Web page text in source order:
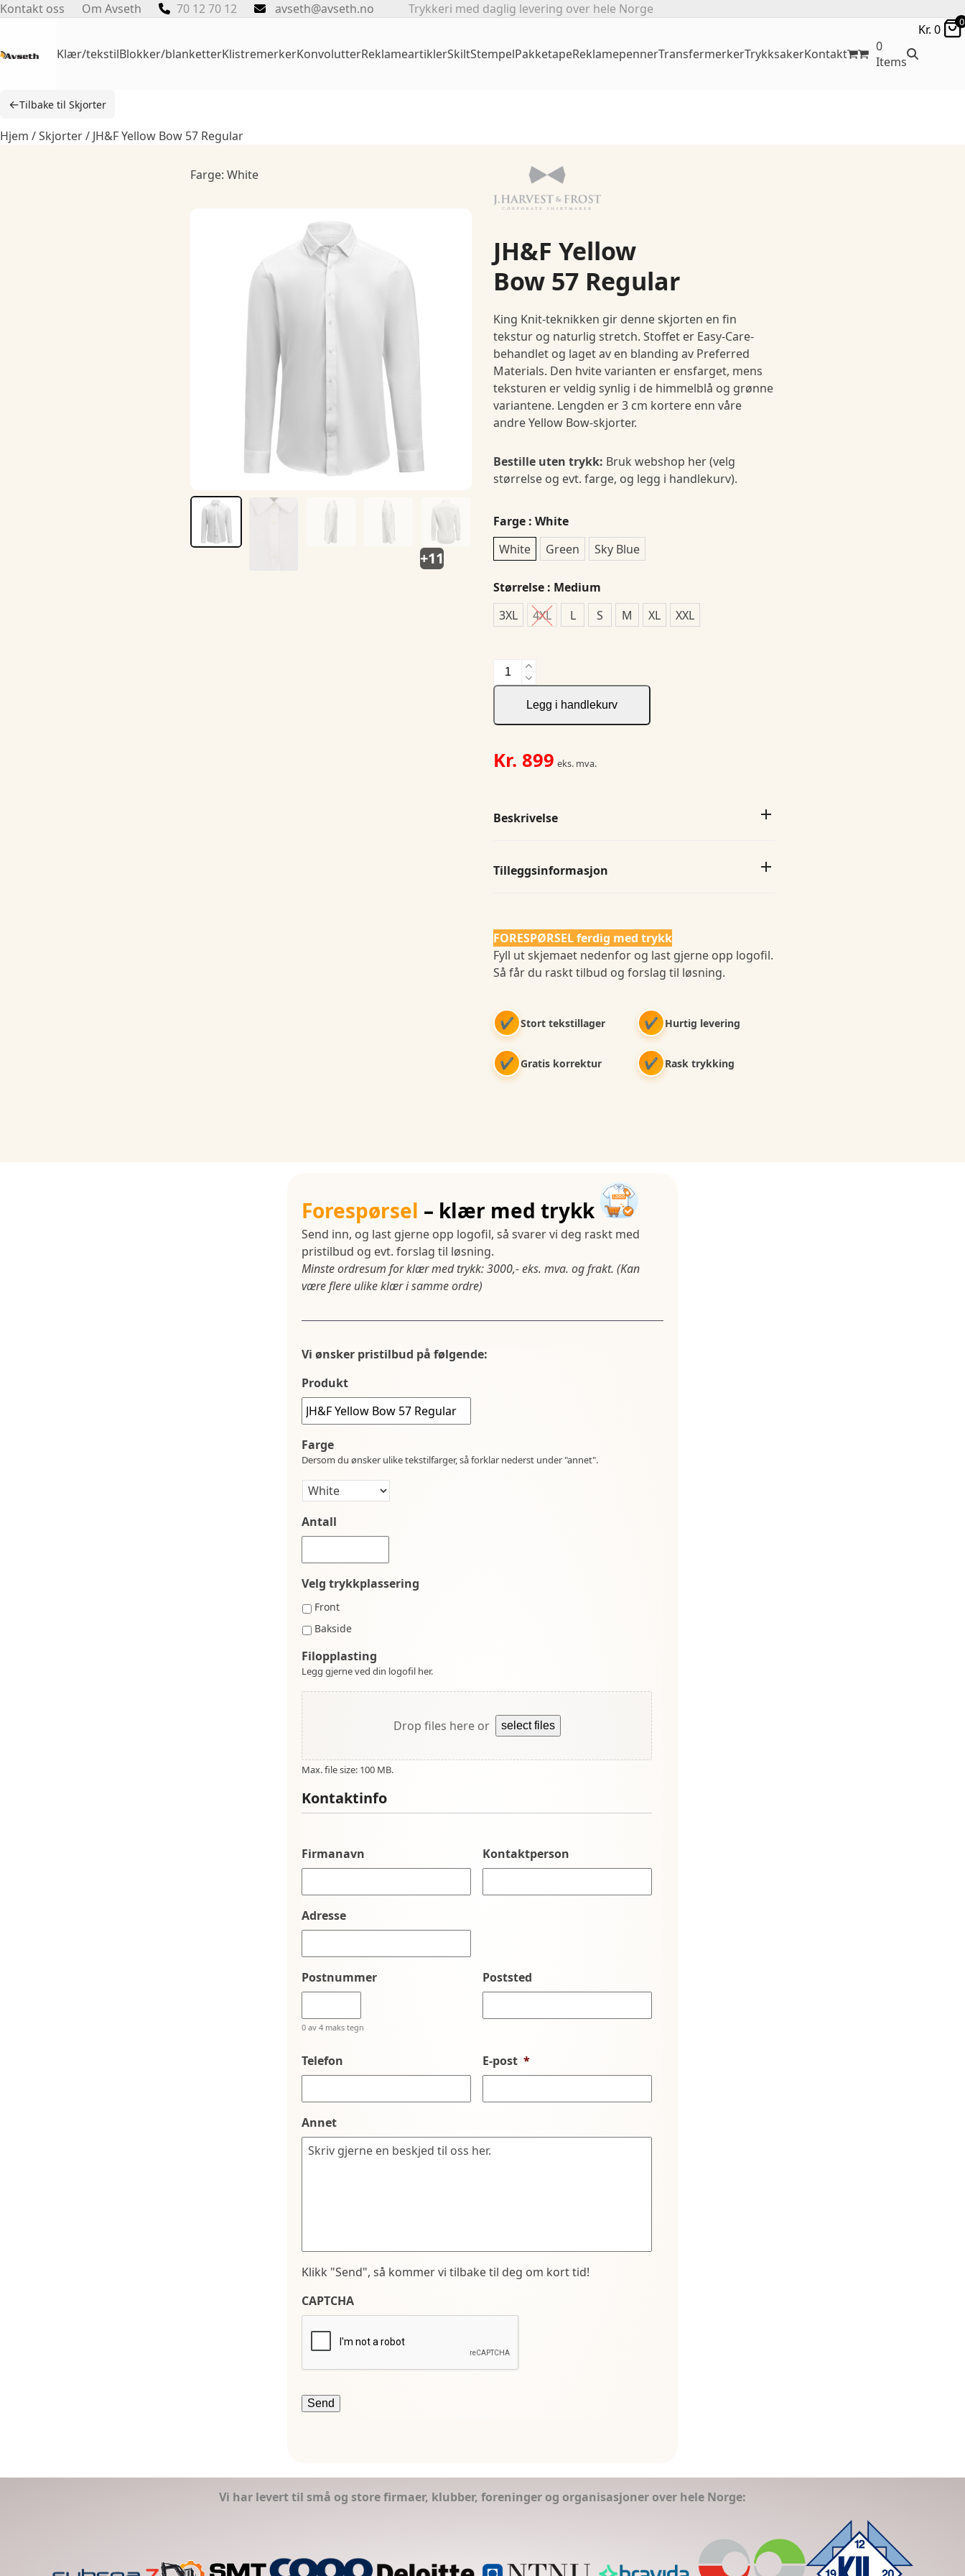
Skip
Kontakt oss Om Avseth 70 12 70 12 avseth@avseth.no Trykkeri med daglig levering over hele Norge
Klær/tekstilBlokker/blanketterKlistremerkerKonvolutterReklameartiklerSkiltStempelPakketapeReklamepennerTransfermerkerTrykksakerKontakt
0
Items
Kr. 0 0
←Tilbake til Skjorter
Hjem /Skjorter/ JH&F Yellow Bow 57 Regular
Farge: White
+11
JH&F Yellow
Bow 57 Regular
King Knit-teknikken gir denne skjorten en fin
tekstur og naturlig stretch. Stoffet er Easy-Care-
behandlet og laget av en blanding av Preferred
Materials. Den hvite varianten er ensfarget, mens
teksturen er veldig synlig i de himmelblå og grønne
variantene. Lengden er 3 cm kortere enn våre
andre Yellow Bow-skjorter.
Bestille uten trykk: Bruk webshop her (velg
størrelse og evt. farge, og legg i handlekurv).
Farge : White
White
Green Sky Blue
Størrelse : Medium
3XL
4XL L S M XL XXL
JH&F
Yellow
57
antall
Legg i handlekurv
Kr. 899 eks. mva.
Beskrivelse
Tilleggsinformasjon
FORESPØRSEL ferdig med trykk
Fyll ut skjemaet nedenfor og last gjerne opp logofil.
Så får du raskt tilbud og forslag til løsning.
✔ Stort tekstillager ✔ Hurtig levering
✔ Gratis korrektur ✔ Rask trykking
Forespørsel – klær med trykk
Send inn, og last gjerne opp logofil, så svarer vi deg raskt med
pristilbud og evt. forslag til løsning.
Minste ordresum for klær med trykk: 3000,- eks. mva. og frakt. (Kan
være flere ulike klær i samme ordre)
Vi ønsker pristilbud på følgende:
Produkt
Farge
Dersom du ønsker ulike tekstilfarger, så forklar nederst under "annet".
Antall
Velg trykkplassering
Front
Bakside
Filopplasting
Legg gjerne ved din logofil her.
Drop files here or select files
Max. file size: 100 MB.
Kontaktinfo
Firmanavn Kontaktperson
Adresse
Postnummer
0 av 4 maks tegn
Poststed
Telefon E-post *
Annet
Klikk "Send", så kommer vi tilbake til deg om kort tid!
CAPTCHA
Vi har levert til små og store firmaer, klubber, foreninger og organisasjoner over hele Norge: